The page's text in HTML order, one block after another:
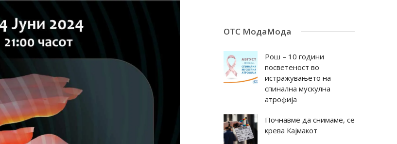
ОТС МодаМода
Рош – 10 години
посветеност во
истражувањето на
спинална мускулна
атрофија
Почнавме да снимаме, се
крева Кајмакот